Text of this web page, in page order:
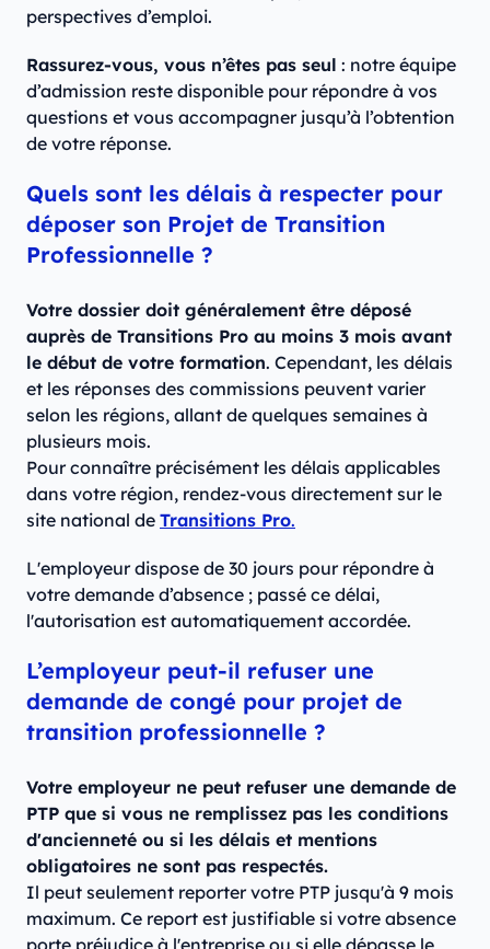
perspectives d’emploi.
Rassurez-vous, vous n’êtes pas seul : notre équipe
d’admission reste disponible pour répondre à vos
questions et vous accompagner jusqu’à l’obtention
de votre réponse.
Quels sont les délais à respecter pour
déposer son Projet de Transition
Professionnelle ?
Votre dossier doit généralement être déposé
auprès de Transitions Pro au moins 3 mois avant
le début de votre formation. Cependant, les délais
et les réponses des commissions peuvent varier
selon les régions, allant de quelques semaines à
plusieurs mois.
Pour connaître précisément les délais applicables
dans votre région, rendez-vous directement sur le
site national de Transitions Pro.
L'employeur dispose de 30 jours pour répondre à
votre demande d’absence ; passé ce délai,
l'autorisation est automatiquement accordée.
L’employeur peut-il refuser une
demande de congé pour projet de
transition professionnelle ?
Votre employeur ne peut refuser une demande de
PTP que si vous ne remplissez pas les conditions
d'ancienneté ou si les délais et mentions
obligatoires ne sont pas respectés.
Il peut seulement reporter votre PTP jusqu'à 9 mois
maximum. Ce report est justifiable si votre absence